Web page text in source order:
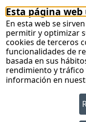
Esta página
En esta web se
permitir y optimizar
cookies de terceros
funcionalidades de
basada en sus
rendimiento y tráfico
información en